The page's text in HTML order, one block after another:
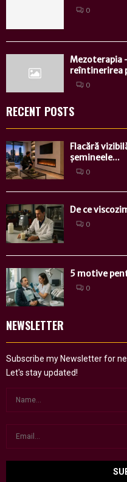
0
Mezoterapia
reîntinerirea
0
RECENT POSTS
Flacără
șemineele...
0
De ce
0
5 motive
0
NEWSLETTER
Subscribe my Newsletter for
Let's stay updated!